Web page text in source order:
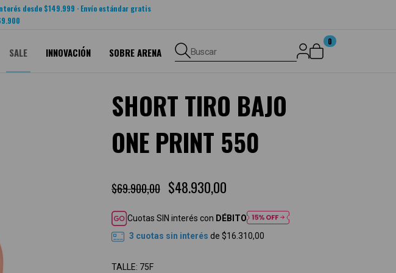
desde $149.999 · Envío estándar gratis
SALE INNOVACIÓN SOBRE ARENA Buscar
0
SHORT TIRO BAJO
ONE PRINT 550
$69.900,00 $48.930,00
Cuotas SIN interés con DÉBITO
3 cuotas sin interés de $16.310,00
TALLE: 75F